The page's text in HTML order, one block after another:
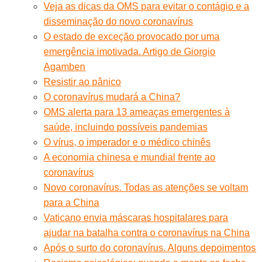
Veja as dicas da OMS para evitar o contágio e a
disseminação do novo coronavírus
O estado de exceção provocado por uma
emergência imotivada. Artigo de Giorgio
Agamben
Resistir ao pânico
O coronavírus mudará a China?
OMS alerta para 13 ameaças emergentes à
saúde, incluindo possíveis pandemias
O vírus, o imperador e o médico chinês
A economia chinesa e mundial frente ao
coronavírus
Novo coronavírus. Todas as atenções se voltam
para a China
Vaticano envia máscaras hospitalares para
ajudar na batalha contra o coronavírus na China
Após o surto do coronavírus. Alguns depoimentos